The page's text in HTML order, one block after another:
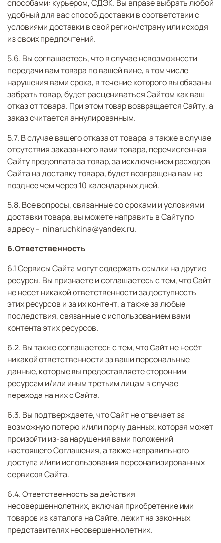
способами: курьером, СДЭК. Вы вправе выбрать любой
удобный для вас способ доставки в соответствии с
условиями доставки в свой регион/страну или исходя
из своих предпочтений.
5.6. Вы соглашаетесь, что в случае невозможности
передачи вам товара по вашей вине, в том числе
нарушения вами срока, в течение которого вы обязаны
забрать товар, будет расцениваться Сайтом как ваш
отказ от товара. При этом товар возвращается Сайту, а
заказ считается аннулированным.
5.7. В случае вашего отказа от товара, а также в случае
отсутствия заказанного вами товара, перечисленная
Сайту предоплата за товар, за исключением расходов
Сайта на доставку товара, будет возвращена вам не
позднее чем через 10 календарных дней.
5.8. Все вопросы, связанные со сроками и условиями
доставки товара, вы можете направить в Сайту по
адресу – ninaruchkina@yandex.ru.
6.Ответственность
6.1 Сервисы Сайта могут содержать ссылки на другие
ресурсы. Вы признаете и соглашаетесь с тем, что Сайт
не несет никакой ответственности за доступность
этих ресурсов и за их контент, а также за любые
последствия, связанные с использованием вами
контента этих ресурсов.
6.2. Вы также соглашаетесь с тем, что Сайт не несёт
никакой ответственности за ваши персональные
данные, которые вы предоставляете сторонним
ресурсам и/или иным третьим лицам в случае
перехода на них с Сайта.
6.3. Вы подтверждаете, что Сайт не отвечает за
возможную потерю и/или порчу данных, которая может
произойти из-за нарушения вами положений
настоящего Соглашения, а также неправильного
доступа и/или использования персонализированных
сервисов Сайта.
6.4. Ответственность за действия
несовершеннолетних, включая приобретение ими
товаров из каталога на Сайте, лежит на законных
представителях несовершеннолетних.